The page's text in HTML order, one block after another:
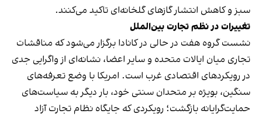
سبز و کاهش انتشار گازهای گلخانه‌ای تاکید می‌کنند.
تغییرات در نظم تجارت بین‌الملل
نشست گروه هفت در حالی در کانادا برگزار می‌شود که مناقشات
تجاری میان ایالات متحده و سایر اعضا، نشانه‌ای از واگرایی جدی
در رویکردهای اقتصادی غرب است. امریکا با وضع تعرفه‌های
سنگین، بویژه بر متحدان سنتی خود، بار دیگر به سیاست‌های
حمایت‌گرایانه بازگشت؛ رویکردی که جایگاه نظام تجارت آزاد